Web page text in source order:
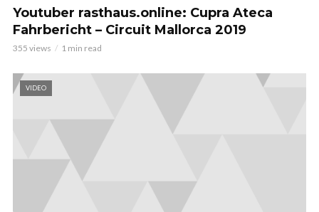
Youtuber rasthaus.online: Cupra Ateca
Fahrbericht – Circuit Mallorca 2019
355 views 1 min read
VIDEO